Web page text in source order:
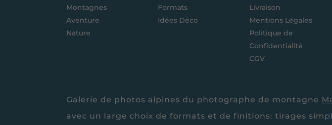
Montagnes
Aventure
Nature
Formats
Idées Déco
Livraison
Mentions Légales
Politique de
Confidentialité
CGV
Galerie de photos alpines du photographe de montagne
avec un large choix de formats et de finitions: tirages